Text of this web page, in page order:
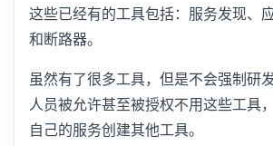
这些已经有的工具包括：服务发现、
和断路器。
虽然有了很多工具，但是不会强制研
人员被允许甚至被授权不用这些工具
自己的服务创建其他工具。